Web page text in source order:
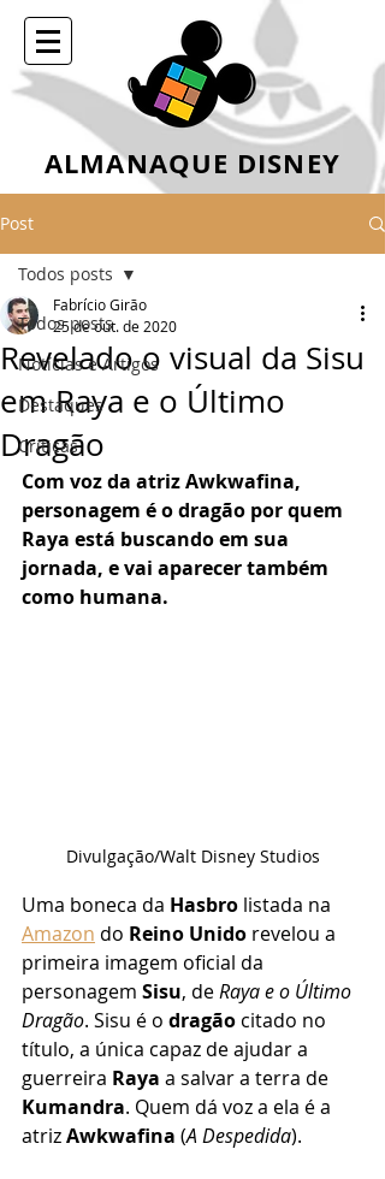
ALMANAQUE DISNEY
Post
Todos posts
Notícias e Artigos
Destaques
Críticas
Todos posts
Revelado o visual da Sisu
em Raya e o Último
Dragão
Fabrício Girão
25 de out. de 2020
Com voz da atriz Awkwafina,
personagem é o dragão por quem
Raya está buscando em sua
jornada, e vai aparecer também
como humana.
Divulgação/Walt Disney Studios
Uma boneca da Hasbro listada na
Amazon do Reino Unido revelou a
primeira imagem oficial da
personagem Sisu, de Raya e o Último
Dragão. Sisu é o dragão citado no
título, a única capaz de ajudar a
guerreira Raya a salvar a terra de
Kumandra. Quem dá voz a ela é a
atriz Awkwafina (A Despedida).